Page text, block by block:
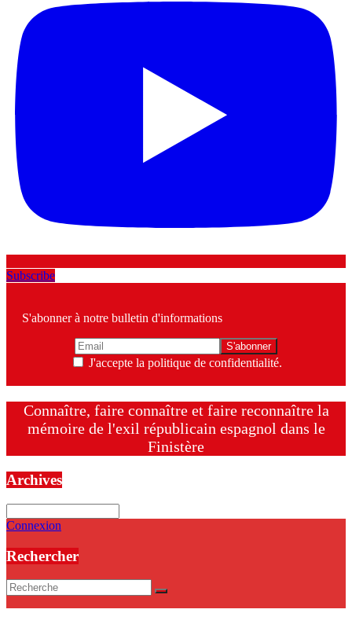
Subscribe
S'abonner à notre bulletin d'informations
J'accepte la politique de confidentialité.
Connaître, faire connaître et faire reconnaître la
mémoire de l'exil républicain espagnol dans le
Finistère
Archives
Connexion
Rechercher